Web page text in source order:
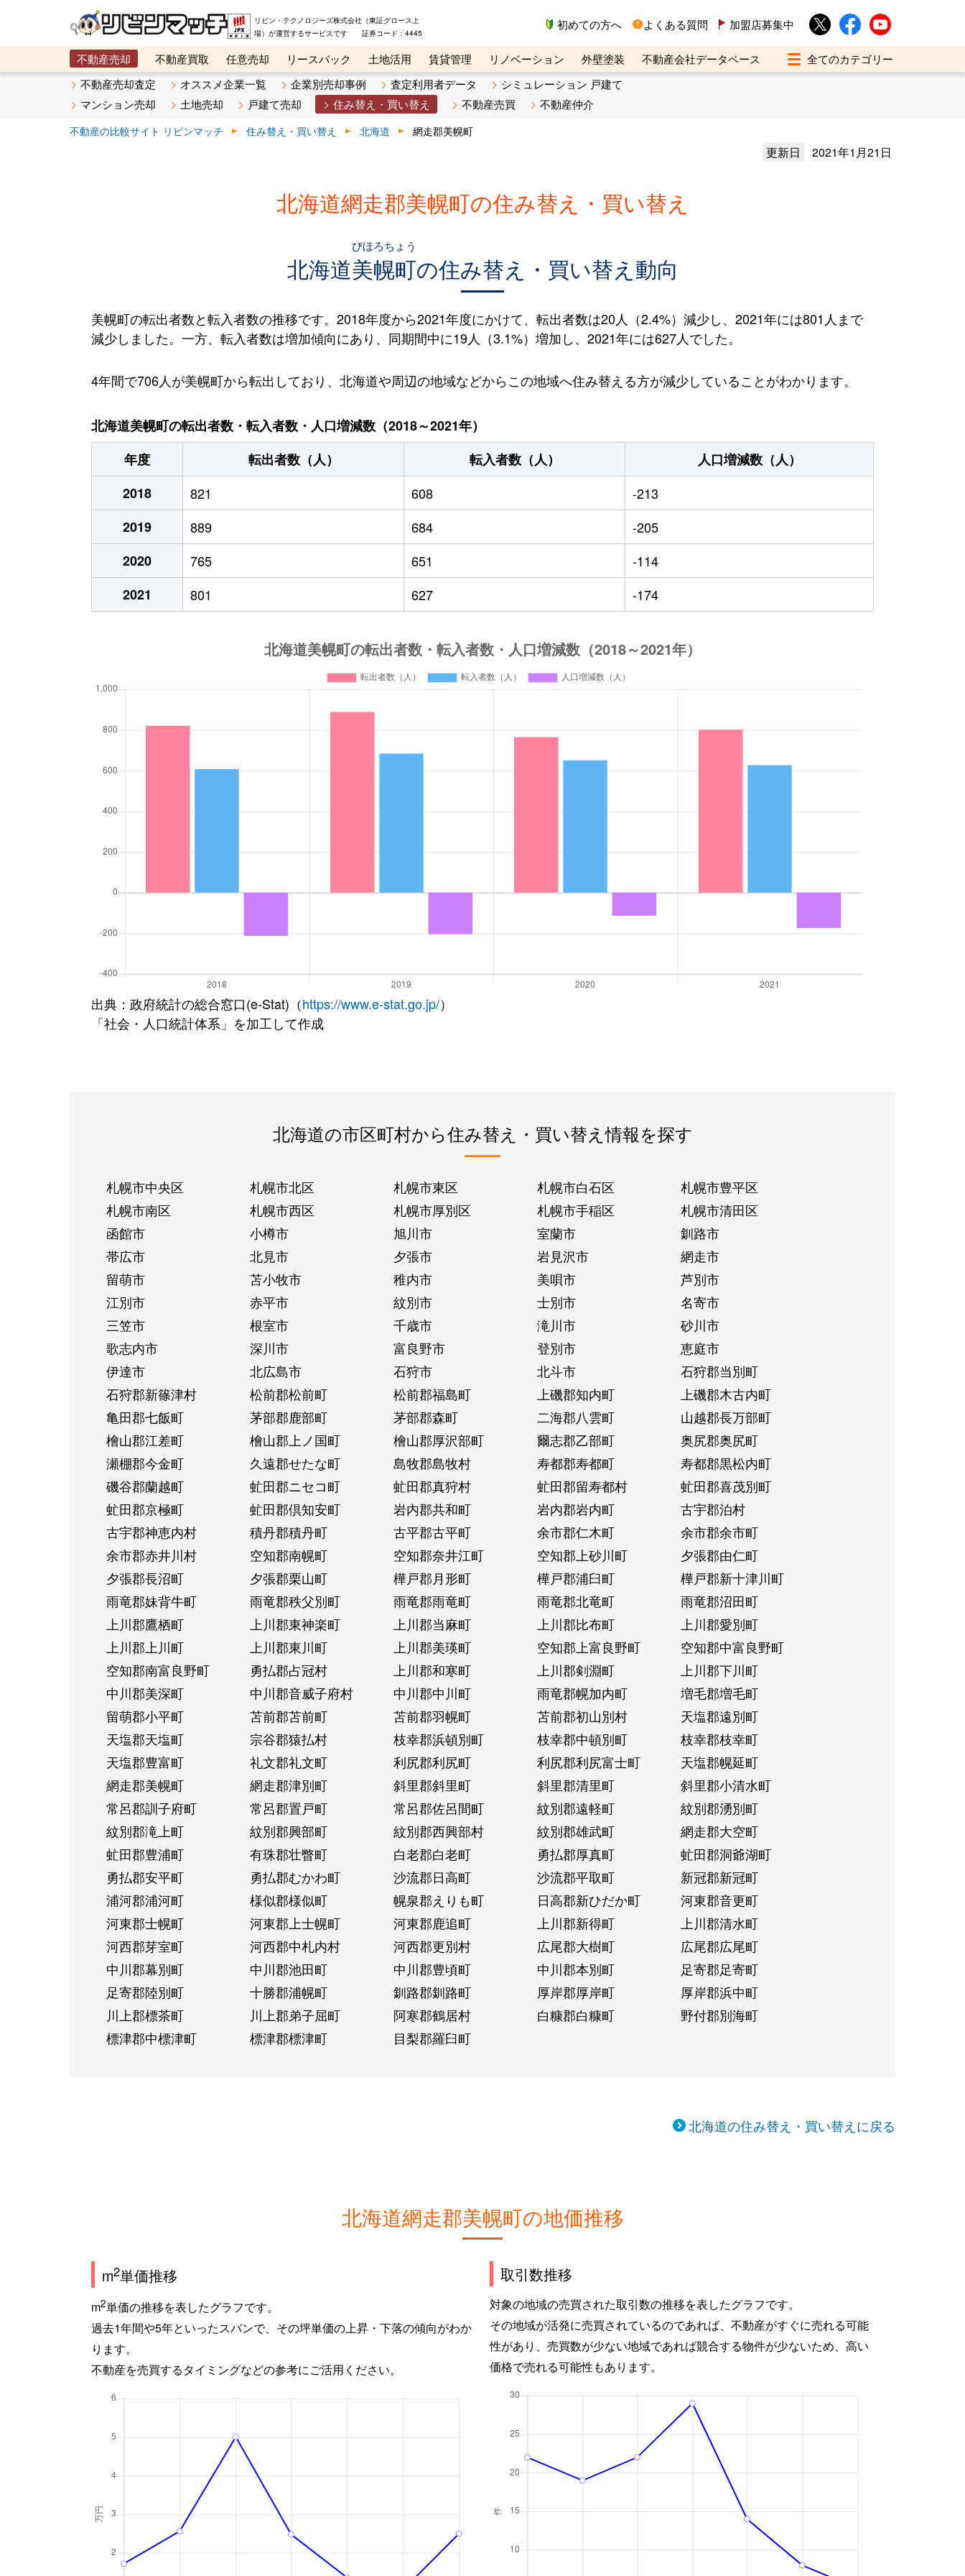
リビン・テクノロジーズ株式会社（東証グロース上
場）が運営するサービスです 証券コード：4445
初めての方へ よくある質問 加盟店募集中
不動産売却 不動産買取 任意売却 リースバック 土地活用 賃貸管理 リノベーション 外壁塗装
不動産会社データベース
メタ住宅展示場
ベスト不動産カンパニー オンライン講座 リビンマガジンBiz 不動産売却ご相談デスク
不動産売却査定 オススメ企業一覧 企業別売却事例 査定利用者データ
シミュレーション 戸建て
マンション売却
土地売却 戸建て売却 住み替え・買い替え 不動産売買 不動産仲介
不動産の比較サイト リビンマッチ 住み替え・買い替え 北海道 網走郡美幌町
更新日 2021年1月21日
北海道網走郡美幌町の住み替え・買い替え
北海道美幌町
びほろちょう
の住み替え・買い替え動向
美幌町の転出者数と転入者数の推移です。2018年度から2021年度にかけて、転出者数は20人（2.4%）減少し、2021年には801人まで
減少しました。一方、転入者数は増加傾向にあり、同期間中に19人（3.1%）増加し、2021年には627人でした。
4年間で706人が美幌町から転出しており、北海道や周辺の地域などからこの地域へ住み替える方が減少していることがわかります。
北海道美幌町の転出者数・転入者数・人口増減数（2018～2021年）
年度
転出者数（人） 転入者数（人）
人口増減数（人）
2018
821 608
-213
2019
889 684
-205
2020
765 651
-114
2021
801 627 -174
出典：政府統計の総合窓口(e-Stat)（https://www.e-stat.go.jp/）
「社会・人口統計体系」を加工して作成
北海道の市区町村から住み替え・買い替え情報を探す
札幌市中央区 札幌市北区 札幌市東区 札幌市白石区
札幌市豊平区
札幌市南区
札幌市西区 札幌市厚別区 札幌市手稲区
札幌市清田区
函館市
小樽市 旭川市 室蘭市
釧路市
帯広市
北見市 夕張市 岩見沢市
網走市
留萌市
苫小牧市 稚内市 美唄市
芦別市
江別市
赤平市 紋別市 士別市
名寄市
三笠市
根室市 千歳市 滝川市
砂川市
歌志内市
深川市 富良野市 登別市
恵庭市
伊達市
北広島市 石狩市 北斗市
石狩郡当別町
石狩郡新篠津村
松前郡松前町 松前郡福島町 上磯郡知内町
上磯郡木古内町
亀田郡七飯町
茅部郡鹿部町 茅部郡森町 二海郡八雲町
山越郡長万部町
檜山郡江差町
檜山郡上ノ国町 檜山郡厚沢部町 爾志郡乙部町
奥尻郡奥尻町
瀬棚郡今金町
久遠郡せたな町 島牧郡島牧村 寿都郡寿都町
寿都郡黒松内町
磯谷郡蘭越町
虻田郡ニセコ町 虻田郡真狩村 虻田郡留寿都村
虻田郡喜茂別町
虻田郡京極町
虻田郡倶知安町 岩内郡共和町 岩内郡岩内町
古宇郡泊村
古宇郡神恵内村
積丹郡積丹町 古平郡古平町 余市郡仁木町
余市郡余市町
余市郡赤井川村
空知郡南幌町 空知郡奈井江町 空知郡上砂川町
夕張郡由仁町
夕張郡長沼町
夕張郡栗山町 樺戸郡月形町 樺戸郡浦臼町
樺戸郡新十津川町
雨竜郡妹背牛町
雨竜郡秩父別町 雨竜郡雨竜町 雨竜郡北竜町
雨竜郡沼田町
上川郡鷹栖町
上川郡東神楽町 上川郡当麻町 上川郡比布町
上川郡愛別町
上川郡上川町
上川郡東川町 上川郡美瑛町 空知郡上富良野町
空知郡中富良野町
空知郡南富良野町
勇払郡占冠村 上川郡和寒町 上川郡剣淵町
上川郡下川町
中川郡美深町
中川郡音威子府村 中川郡中川町 雨竜郡幌加内町
増毛郡増毛町
留萌郡小平町
苫前郡苫前町 苫前郡羽幌町 苫前郡初山別村
天塩郡遠別町
天塩郡天塩町
宗谷郡猿払村 枝幸郡浜頓別町 枝幸郡中頓別町
枝幸郡枝幸町
天塩郡豊富町
礼文郡礼文町 利尻郡利尻町 利尻郡利尻富士町
天塩郡幌延町
網走郡美幌町
網走郡津別町 斜里郡斜里町 斜里郡清里町
斜里郡小清水町
常呂郡訓子府町
常呂郡置戸町 常呂郡佐呂間町 紋別郡遠軽町
紋別郡湧別町
紋別郡滝上町
紋別郡興部町 紋別郡西興部村 紋別郡雄武町
網走郡大空町
虻田郡豊浦町
有珠郡壮瞥町 白老郡白老町 勇払郡厚真町
虻田郡洞爺湖町
勇払郡安平町
勇払郡むかわ町 沙流郡日高町 沙流郡平取町
新冠郡新冠町
浦河郡浦河町
様似郡様似町 幌泉郡えりも町 日高郡新ひだか町
河東郡音更町
河東郡士幌町
河東郡上士幌町 河東郡鹿追町 上川郡新得町
上川郡清水町
河西郡芽室町
河西郡中札内村 河西郡更別村 広尾郡大樹町
広尾郡広尾町
中川郡幕別町
中川郡池田町 中川郡豊頃町 中川郡本別町
足寄郡足寄町
足寄郡陸別町
十勝郡浦幌町 釧路郡釧路町 厚岸郡厚岸町
厚岸郡浜中町
川上郡標茶町
川上郡弟子屈町 阿寒郡鶴居村 白糠郡白糠町
野付郡別海町
標津郡中標津町
標津郡標津町 目梨郡羅臼町
北海道の住み替え・買い替えに戻る
北海道網走郡美幌町の地価推移
m2単価推移
m2単価の推移を表したグラフです。
過去1年間や5年といったスパンで、その坪単価の上昇・下落の傾向がわか
ります。
不動産を売買するタイミングなどの参考にご活用ください。
取引数推移
対象の地域の売買された取引数の推移を表したグラフです。
その地域が活発に売買されているのであれば、不動産がすぐに売れる可能
性があり、売買数が少ない地域であれば競合する物件が少ないため、高い
価格で売れる可能性もあります。